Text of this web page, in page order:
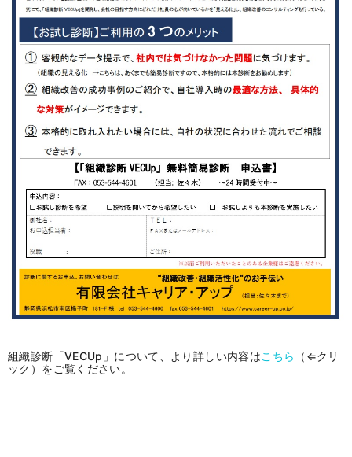
組織診断「VECUp」について、より詳しい内容はこちら
（⇐クリ
ック）をご覧ください。